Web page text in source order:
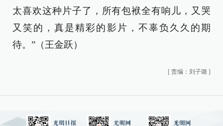
太喜欢这种片子了，所有包袱全有响儿，又哭
又笑的，真是精彩的影片，不辜负久久的期
待。”（王金跃）
[ 责编：刘子璐 ]